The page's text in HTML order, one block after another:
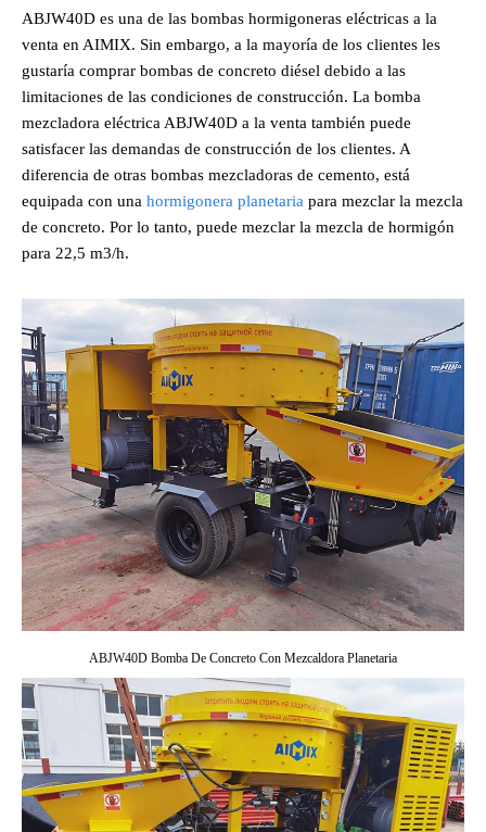
ABJW40D es una de las bombas hormigoneras eléctricas a la
venta en AIMIX. Sin embargo, a la mayoría de los clientes les
gustaría comprar bombas de concreto diésel debido a las
limitaciones de las condiciones de construcción. La bomba
mezcladora eléctrica ABJW40D a la venta también puede
satisfacer las demandas de construcción de los clientes. A
diferencia de otras bombas mezcladoras de cemento, está
equipada con una hormigonera planetaria para mezclar la mezcla
de concreto. Por lo tanto, puede mezclar la mezcla de hormigón
para 22,5 m3/h.
ABJW40D Bomba De Concreto Con Mezcaldora Planetaria